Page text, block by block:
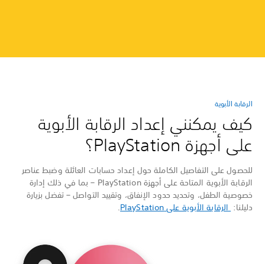
الرقابة الأبوية
كيف يمكنني إعداد الرقابة الأبوية
على أجهزة PlayStation؟
للحصول على التفاصيل الكاملة حول إعداد حسابات العائلة وضبط عناصر
الرقابة الأبوية المتاحة على أجهزة PlayStation – بما في ذلك إدارة
خصوصية الطفل، وتحديد حدود الإنفاق، وتقييد التواصل – تفضل بزيارة
دليلنا:الرقابة الأبوية على PlayStation .